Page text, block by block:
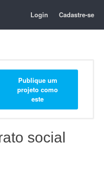
Login Cadastre-se
Publique um
projeto como
este
social